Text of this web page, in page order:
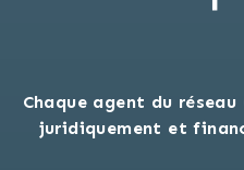
Chaque agent du réseau
juridiquement et